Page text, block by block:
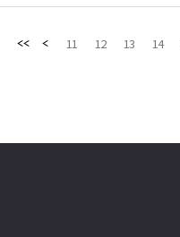
11 12 13 14